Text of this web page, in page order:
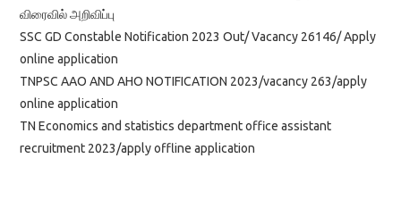
விரைவில் அறிவிப்பு
SSC GD Constable Notification 2023 Out/ Vacancy 26146/ Apply
online application
TNPSC AAO AND AHO NOTIFICATION 2023/vacancy 263/apply
online application
TN Economics and statistics department office assistant
recruitment 2023/apply offline application